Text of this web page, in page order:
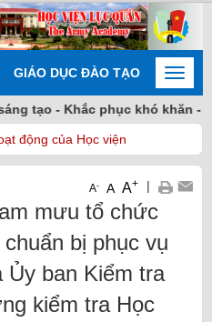
GIÁO DỤC ĐÀO TẠO
Toggle
- Khắc phục khó khăn - Hoàn
động của Học viện
A- A A+ |
mưu tổ chức
bị phục vụ
ban Kiểm tra
kiểm tra Học